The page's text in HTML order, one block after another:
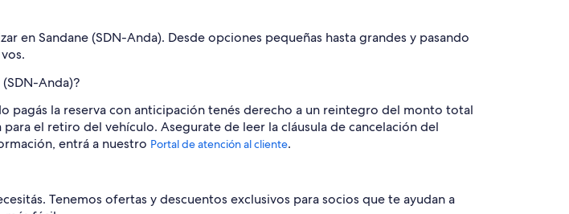
en Sandane (SDN-Anda). Desde opciones pequeñas hasta grandes y pasando
Anda)?
pagás la reserva con anticipación tenés derecho a un reintegro del monto total
el retiro del vehículo. Asegurate de leer la cláusula de cancelación del
entrá a nuestro Portal de atención al cliente.
Tenemos ofertas y descuentos exclusivos para socios que te ayudan a